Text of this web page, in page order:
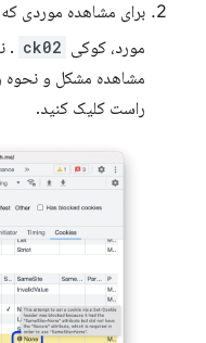
برای مشاهده موردی
مورد، کوکی ck02
.
مشاهده مشکل و نحوه
راست کلیک کنید.